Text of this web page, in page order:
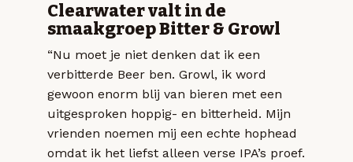
Clearwater valt in de
smaakgroep Bitter & Growl
“Nu moet je niet denken dat ik een
verbitterde Beer ben. Growl, ik word
gewoon enorm blij van bieren met een
uitgesproken hoppig- en bitterheid. Mijn
vrienden noemen mij een echte hophead
omdat ik het liefst alleen verse IPA’s proef.